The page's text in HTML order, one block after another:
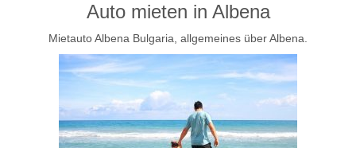
Auto mieten in Albena
Mietauto Albena Bulgaria, allgemeines über Albena.